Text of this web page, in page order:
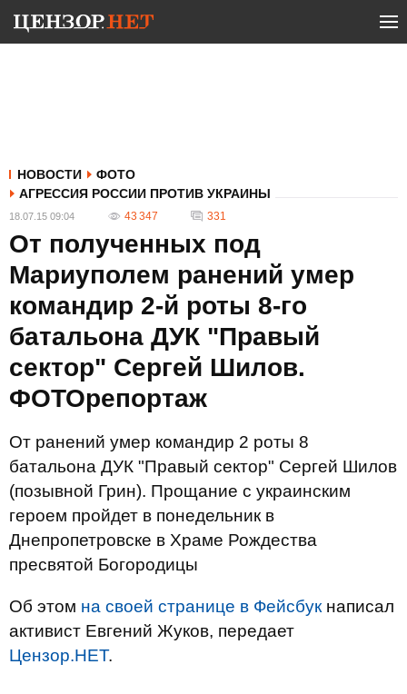
НОВОСТИ
ФОТО
АГРЕССИЯ РОССИИ ПРОТИВ УКРАИНЫ
18.07.15 09:04 43 347 331
От полученных под
Мариуполем ранений умер
командир 2-й роты 8-го
батальона ДУК "Правый
сектор" Сергей Шилов.
ФОТОрепортаж
От ранений умер командир 2 роты 8
батальона ДУК "Правый сектор" Сергей Шилов
(позывной Грин). Прощание с украинским
героем пройдет в понедельник в
Днепропетровске в Храме Рождества
пресвятой Богородицы
Об этом на своей странице в Фейсбук написал
активист Евгений Жуков, передает
Цензор.НЕТ.